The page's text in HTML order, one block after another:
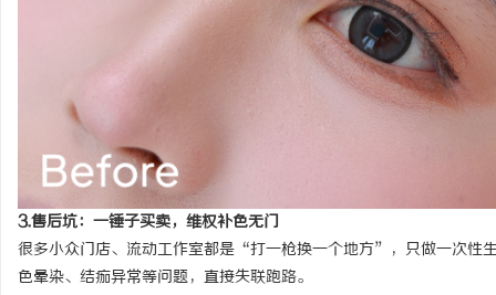
3.售后坑：一锤子买卖，维权补色无门
很多小众门店、流动工作室都是“打一枪换一个地方”，只做一次性
色晕染、结痂异常等问题，直接失联跑路。